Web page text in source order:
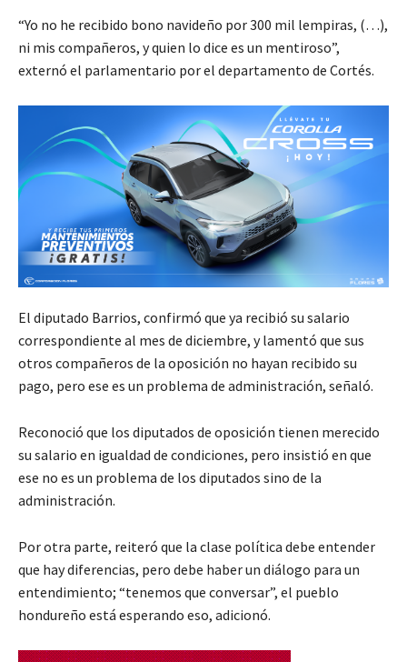
“Yo no he recibido bono navideño por 300 mil lempiras, (…),
ni mis compañeros, y quien lo dice es un mentiroso”,
externó el parlamentario por el departamento de Cortés.
El diputado Barrios, confirmó que ya recibió su salario
correspondiente al mes de diciembre, y lamentó que sus
otros compañeros de la oposición no hayan recibido su
pago, pero ese es un problema de administración, señaló.
Reconoció que los diputados de oposición tienen merecido
su salario en igualdad de condiciones, pero insistió en que
ese no es un problema de los diputados sino de la
administración.
Por otra parte, reiteró que la clase política debe entender
que hay diferencias, pero debe haber un diálogo para un
entendimiento; “tenemos que conversar”, el pueblo
hondureño está esperando eso, adicionó.